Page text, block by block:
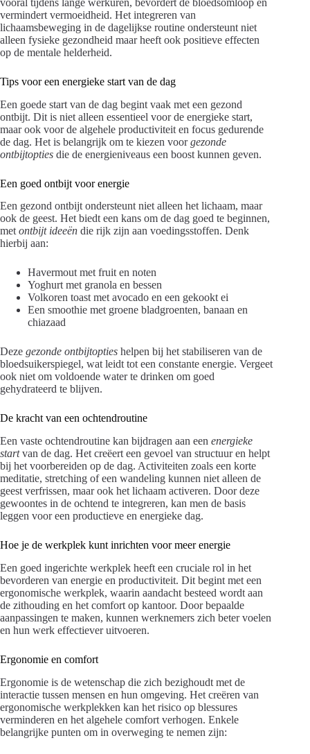
vermindert vermoeidheid. Het integreren van
lichaamsbeweging in de dagelijkse routine ondersteunt niet
alleen fysieke gezondheid maar heeft ook positieve effecten
op de mentale helderheid.
Tips voor een energieke start van de dag
Een goede start van de dag begint vaak met een gezond
ontbijt. Dit is niet alleen essentieel voor de energieke start,
maar ook voor de algehele productiviteit en focus gedurende
de dag. Het is belangrijk om te kiezen voorgezonde
ontbijtopties die de energieniveaus een boost kunnen geven.
Een goed ontbijt voor energie
Een gezond ontbijt ondersteunt niet alleen het lichaam, maar
ook de geest. Het biedt een kans om de dag goed te beginnen,
met ontbijt ideeën die rijk zijn aan voedingsstoffen. Denk
hierbij aan:
Havermout met fruit en noten
Yoghurt met granola en bessen
Volkoren toast met avocado en een gekookt ei
Een smoothie met groene bladgroenten, banaan en
chiazaad
Deze gezonde ontbijtopties helpen bij het stabiliseren van de
bloedsuikerspiegel, wat leidt tot een constante energie. Vergeet
ook niet om voldoende water te drinken om goed
gehydrateerd te blijven.
De kracht van een ochtendroutine
Een vaste ochtendroutine kan bijdragen aan een energieke
startvan de dag. Het creëert een gevoel van structuur en helpt
bij het voorbereiden op de dag. Activiteiten zoals een korte
meditatie, stretching of een wandeling kunnen niet alleen de
geest verfrissen, maar ook het lichaam activeren. Door deze
gewoontes in de ochtend te integreren, kan men de basis
leggen voor een productieve en energieke dag.
Hoe je de werkplek kunt inrichten voor meer energie
Een goed ingerichte werkplek heeft een cruciale rol in het
bevorderen van energie en productiviteit. Dit begint met een
ergonomische werkplek, waarin aandacht besteed wordt aan
de zithouding en het comfort op kantoor. Door bepaalde
aanpassingen te maken, kunnen werknemers zich beter voelen
en hun werk effectiever uitvoeren.
Ergonomie en comfort
Ergonomie is de wetenschap die zich bezighoudt met de
interactie tussen mensen en hun omgeving. Het creëren van
ergonomische werkplekken kan het risico op blessures
verminderen en het algehele comfort verhogen. Enkele
belangrijke punten om in overweging te nemen zijn: